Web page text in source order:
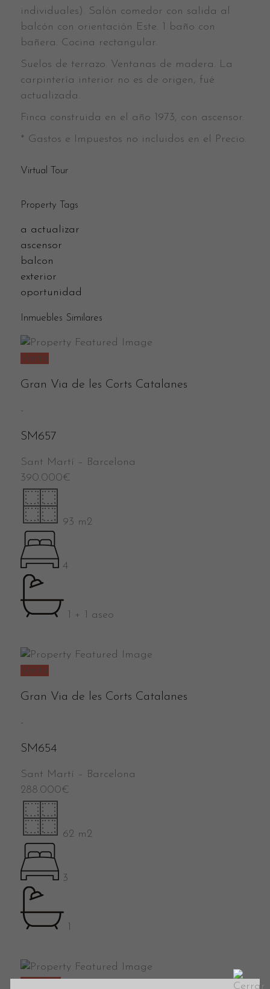
individuales). Salón comedor con salida al
balcón con orientación Este. 1 baño con
bañera. Cocina rectangular.
Suelos de terrazo. Ventanas de madera. La
carpintería interior no es de origen, fué
actualizada.
Finca construida en el año 1973, con ascensor.
* Gastos e Impuestos no incluidos en el Precio.
Virtual Tour
Property Tags
a actualizar
ascensor
balcon
exterior
oportunidad
Inmuebles Similares
Venta
Gran Via de les Corts Catalanes
-
SM657
Sant Martí – Barcelona
390.000€
93 m2
4
1 + 1 aseo
Venta
Gran Via de les Corts Catalanes
-
SM654
Sant Martí – Barcelona
288.000€
62 m2
3
1
Vendido